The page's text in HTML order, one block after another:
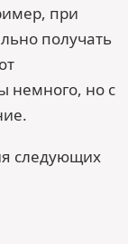
при
получать
немного, но с
следующих